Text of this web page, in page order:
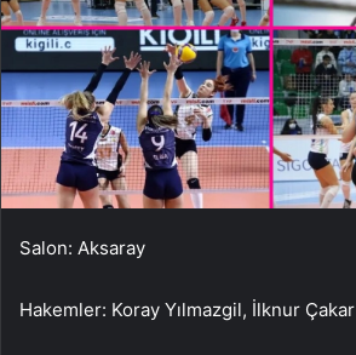
Salon: Aksaray
Hakemler: Koray Yılmazgil, İlknur Çakar